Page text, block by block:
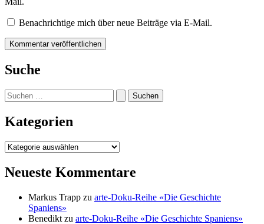
Benachrichtige mich über neue Beiträge via E-Mail.
Suche
Suchen
nach:
Kategorien
Kategorien
Neueste Kommentare
Markus Trapp zu arte-Doku-Reihe «Die Geschichte
Spaniens»
Benedikt zu arte-Doku-Reihe «Die Geschichte Spaniens»